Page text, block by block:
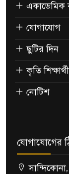
একাডেমিক
যোগাযোগ
ছুটির দিন
কৃতি শিক্ষার্থী
নোটিশ
যোগাযোগের